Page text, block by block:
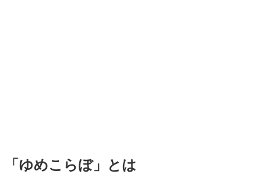
「ゆめこらぼ」とは